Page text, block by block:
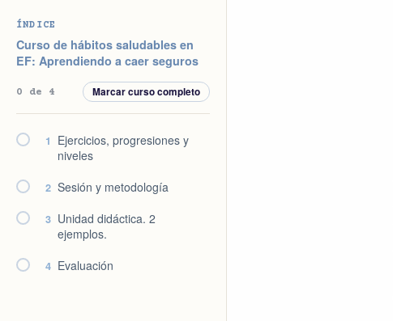
ÍNDICE
Curso de hábitos saludables en
EF: Aprendiendo a caer seguros
0 de 4 Marcar curso completo
1
Ejercicios, progresiones y
niveles
2 Sesión y metodología
3 Unidad didáctica. 2
ejemplos.
4 Evaluación